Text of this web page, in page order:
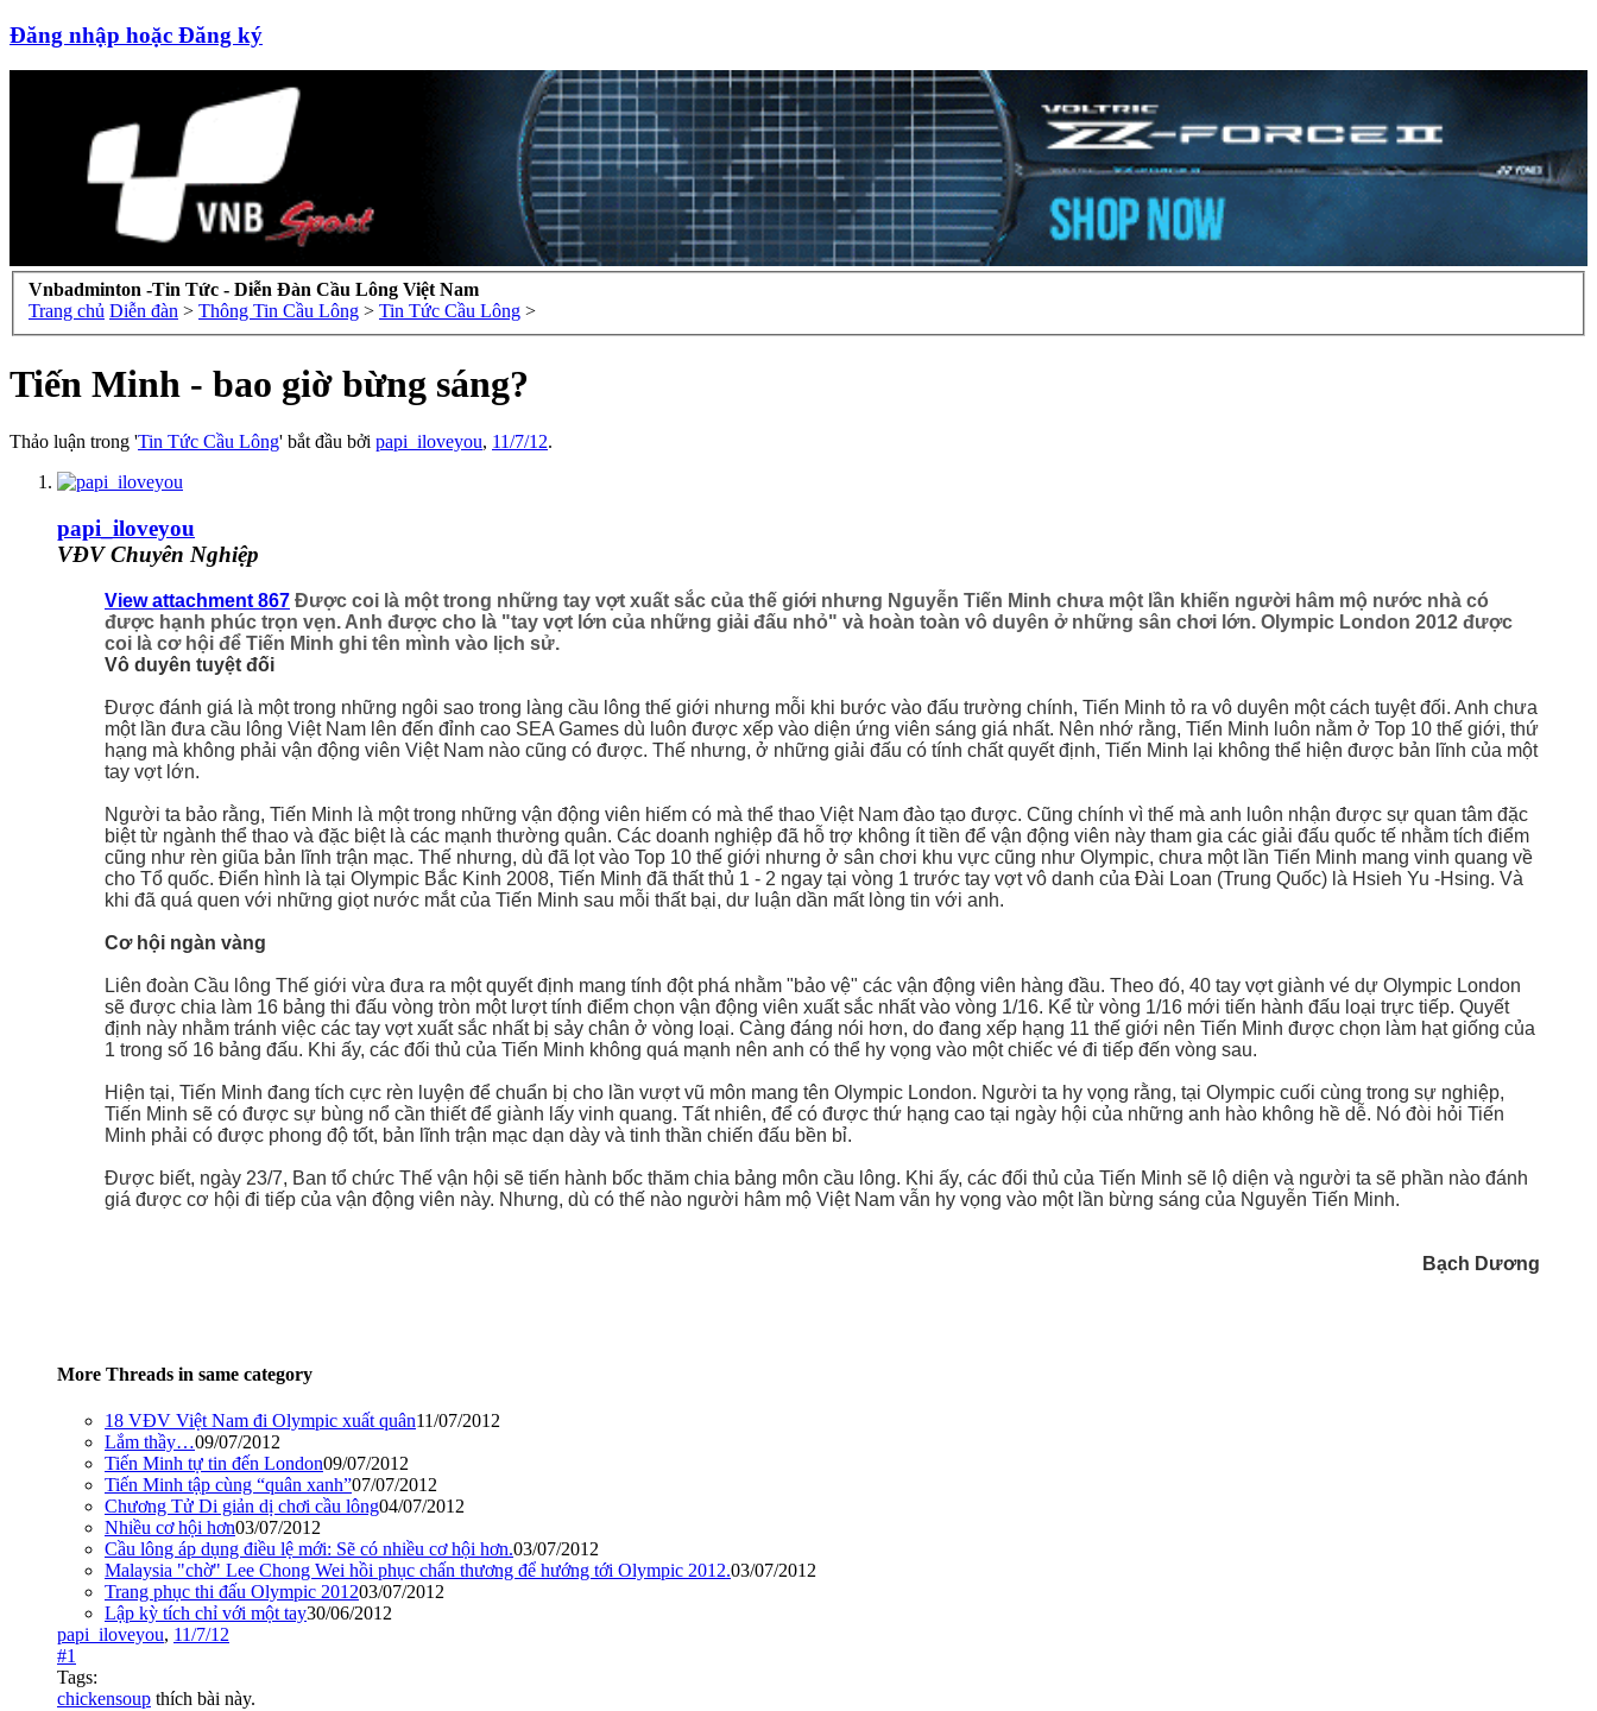
Đăng nhập hoặc Đăng ký
Vnbadminton -Tin Tức - Diễn Đàn Cầu Lông Việt Nam
Trang chủ Diễn đàn > Thông Tin Cầu Lông > Tin Tức Cầu Lông >
Tiến Minh - bao giờ bừng sáng?
Thảo luận trong 'Tin Tức Cầu Lông' bắt đầu bởi papi_iloveyou, 11/7/12.
papi_iloveyou
VĐV Chuyên Nghiệp
View attachment 867 Được coi là một trong những tay vợt xuất sắc của thế giới nhưng Nguyễn Tiến Minh chưa một lần khiến người hâm mộ nước nhà có
được hạnh phúc trọn vẹn. Anh được cho là "tay vợt lớn của những giải đấu nhỏ" và hoàn toàn vô duyên ở những sân chơi lớn. Olympic London 2012 được
coi là cơ hội để Tiến Minh ghi tên mình vào lịch sử.
Vô duyên tuyệt đối
Được đánh giá là một trong những ngôi sao trong làng cầu lông thế giới nhưng mỗi khi bước vào đấu trường chính, Tiến Minh tỏ ra vô duyên một cách tuyệt đối. Anh chưa
một lần đưa cầu lông Việt Nam lên đến đỉnh cao SEA Games dù luôn được xếp vào diện ứng viên sáng giá nhất. Nên nhớ rằng, Tiến Minh luôn nằm ở Top 10 thế giới, thứ
hạng mà không phải vận động viên Việt Nam nào cũng có được. Thế nhưng, ở những giải đấu có tính chất quyết định, Tiến Minh lại không thể hiện được bản lĩnh của một
tay vợt lớn.
Người ta bảo rằng, Tiến Minh là một trong những vận động viên hiếm có mà thể thao Việt Nam đào tạo được. Cũng chính vì thế mà anh luôn nhận được sự quan tâm đặc
biệt từ ngành thể thao và đặc biệt là các mạnh thường quân. Các doanh nghiệp đã hỗ trợ không ít tiền để vận động viên này tham gia các giải đấu quốc tế nhằm tích điểm
cũng như rèn giũa bản lĩnh trận mạc. Thế nhưng, dù đã lọt vào Top 10 thế giới nhưng ở sân chơi khu vực cũng như Olympic, chưa một lần Tiến Minh mang vinh quang về
cho Tổ quốc. Điển hình là tại Olympic Bắc Kinh 2008, Tiến Minh đã thất thủ 1 - 2 ngay tại vòng 1 trước tay vợt vô danh của Đài Loan (Trung Quốc) là Hsieh Yu -Hsing. Và
khi đã quá quen với những giọt nước mắt của Tiến Minh sau mỗi thất bại, dư luận dần mất lòng tin với anh.
Cơ hội ngàn vàng
Liên đoàn Cầu lông Thế giới vừa đưa ra một quyết định mang tính đột phá nhằm "bảo vệ" các vận động viên hàng đầu. Theo đó, 40 tay vợt giành vé dự Olympic London
sẽ được chia làm 16 bảng thi đấu vòng tròn một lượt tính điểm chọn vận động viên xuất sắc nhất vào vòng 1/16. Kể từ vòng 1/16 mới tiến hành đấu loại trực tiếp. Quyết
định này nhằm tránh việc các tay vợt xuất sắc nhất bị sảy chân ở vòng loại. Càng đáng nói hơn, do đang xếp hạng 11 thế giới nên Tiến Minh được chọn làm hạt giống của
1 trong số 16 bảng đấu. Khi ấy, các đối thủ của Tiến Minh không quá mạnh nên anh có thể hy vọng vào một chiếc vé đi tiếp đến vòng sau.
Hiện tại, Tiến Minh đang tích cực rèn luyện để chuẩn bị cho lần vượt vũ môn mang tên Olympic London. Người ta hy vọng rằng, tại Olympic cuối cùng trong sự nghiệp,
Tiến Minh sẽ có được sự bùng nổ cần thiết để giành lấy vinh quang. Tất nhiên, để có được thứ hạng cao tại ngày hội của những anh hào không hề dễ. Nó đòi hỏi Tiến
Minh phải có được phong độ tốt, bản lĩnh trận mạc dạn dày và tinh thần chiến đấu bền bỉ.
Được biết, ngày 23/7, Ban tổ chức Thế vận hội sẽ tiến hành bốc thăm chia bảng môn cầu lông. Khi ấy, các đối thủ của Tiến Minh sẽ lộ diện và người ta sẽ phần nào đánh
giá được cơ hội đi tiếp của vận động viên này. Nhưng, dù có thế nào người hâm mộ Việt Nam vẫn hy vọng vào một lần bừng sáng của Nguyễn Tiến Minh.
Bạch Dương
More Threads in same category
18 VĐV Việt Nam đi Olympic xuất quân11/07/2012
Lắm thầy…09/07/2012
Tiến Minh tự tin đến London09/07/2012
Tiến Minh tập cùng “quân xanh”07/07/2012
Chương Tử Di giản dị chơi cầu lông04/07/2012
Nhiều cơ hội hơn03/07/2012
Cầu lông áp dụng điều lệ mới: Sẽ có nhiều cơ hội hơn.03/07/2012
Malaysia "chờ" Lee Chong Wei hồi phục chấn thương để hướng tới Olympic 2012.03/07/2012
Trang phục thi đấu Olympic 201203/07/2012
Lập kỳ tích chỉ với một tay30/06/2012
papi_iloveyou, 11/7/12
#1
Tags:
chickensoup thích bài này.